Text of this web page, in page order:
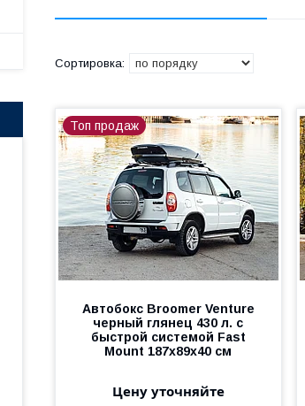
Топ продаж
Автобокс Broomer Venture
черный глянец 430 л. с
быстрой системой Fast
Mount 187х89х40 см
Цену уточняйте